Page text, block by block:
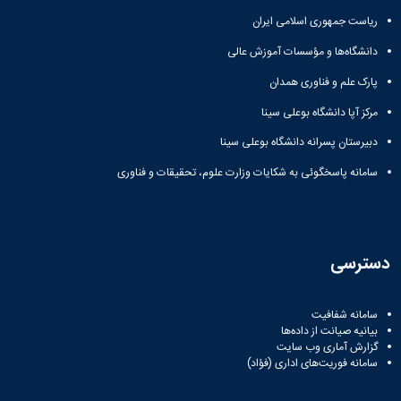
مرتبط
ملی
نخبگان
شرکت
های
بنیان
آئین
نامه ها
نامه
پژوهشی
فرم
های
پژوهشی
ریاست جمهوری اسلامی ایران
دانشگاه‌ها و مؤسسات آموزش عالی
پارک علم و فناوری همدان
مرکز آپا دانشگاه بوعلی سینا
دبیرستان پسرانه دانشگاه بوعلی سینا
سامانه پاسخگوئی به شکایات وزارت علوم، تحقیقات و فناوری
دسترسی
سامانه شفافیت
بیانیه صیانت از داده‌ها
گزارش آماری وب‌ سایت
سامانه فوریت‌های اداری (فؤاد)